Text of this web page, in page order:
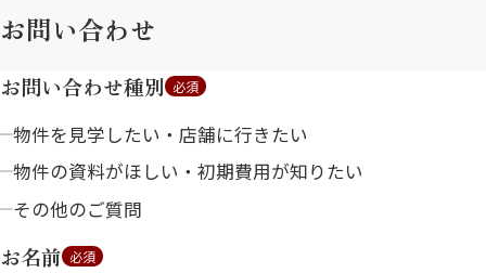
お問い合わせ
お問い合わせ種別 必須
物件を見学したい・店舗に行きたい
物件の資料がほしい・初期費用が知りたい
その他のご質問
お名前 必須